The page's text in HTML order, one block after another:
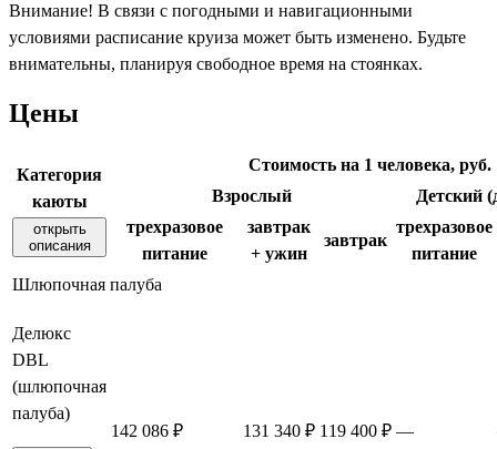
Внимание! В связи с погодными и навигационными
условиями расписание круиза может быть изменено. Будьте
внимательны, планируя свободное время на стоянках.
Цены
Категория
каюты
открыть
описания
Стоимость на 1 человека, руб.
Взрослый
Детский
трехразовое
питание
завтрак
+ ужин
завтрак
трехразовое
питание
Шлюпочная палуба
Делюкс
DBL
(шлюпочная
палуба)
142 086 ₽ 131 340 ₽ 119 400 ₽ —